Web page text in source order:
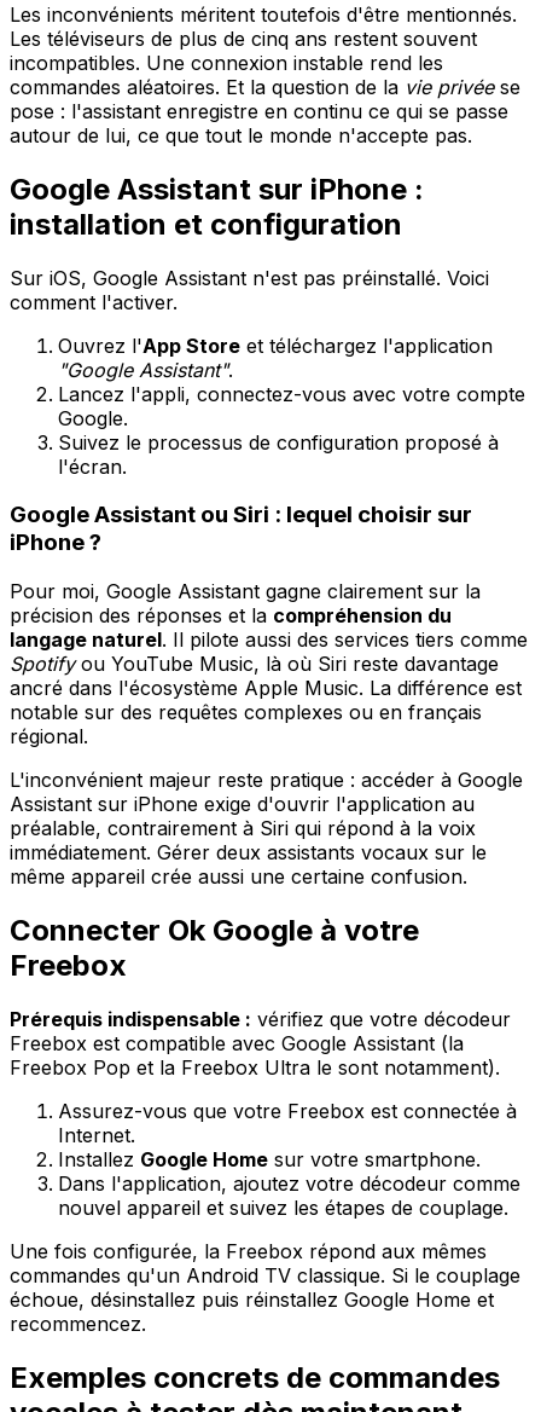
Les inconvénients méritent toutefois d'être mentionnés.
Les téléviseurs de plus de cinq ans restent souvent
incompatibles. Une connexion instable rend les
commandes aléatoires. Et la question de la vie privéese
pose : l'assistant enregistre en continu ce qui se passe
autour de lui, ce que tout le monde n'accepte pas.
Google Assistant sur iPhone :
installation et configuration
Sur iOS, Google Assistant n'est pas préinstallé. Voici
comment l'activer.
Ouvrez l'App Store et téléchargez l'application
"Google Assistant".
Lancez l'appli, connectez-vous avec votre compte
Google.
Suivez le processus de configuration proposé à
l'écran.
Google Assistant ou Siri : lequel choisir sur
iPhone ?
Pour moi, Google Assistant gagne clairement sur la
précision des réponses et la compréhension du
langage naturel. Il pilote aussi des services tiers comme
Spotifyou YouTube Music, là où Siri reste davantage
ancré dans l'écosystème Apple Music. La différence est
notable sur des requêtes complexes ou en français
régional.
L'inconvénient majeur reste pratique : accéder à Google
Assistant sur iPhone exige d'ouvrir l'application au
préalable, contrairement à Siri qui répond à la voix
immédiatement. Gérer deux assistants vocaux sur le
même appareil crée aussi une certaine confusion.
Connecter Ok Google à votre
Freebox
Prérequis indispensable : vérifiez que votre décodeur
Freebox est compatible avec Google Assistant (la
Freebox Pop et la Freebox Ultra le sont notamment).
Assurez-vous que votre Freebox est connectée à
Internet.
Installez Google Home sur votre smartphone.
Dans l'application, ajoutez votre décodeur comme
nouvel appareil et suivez les étapes de couplage.
Une fois configurée, la Freebox répond aux mêmes
commandes qu'un Android TV classique. Si le couplage
échoue, désinstallez puis réinstallez Google Home et
recommencez.
Exemples concrets de commandes